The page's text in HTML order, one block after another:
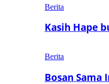
Berita
Kasih Hape
Berita
Bosan Sama